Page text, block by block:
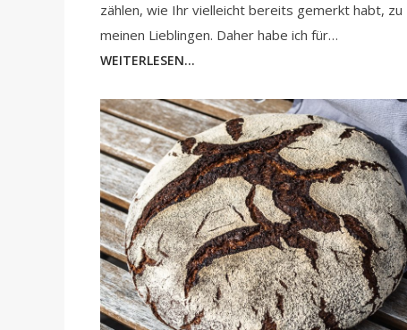
zählen, wie Ihr vielleicht bereits gemerkt habt, zu
meinen Lieblingen. Daher habe ich für…
WEITERLESEN...